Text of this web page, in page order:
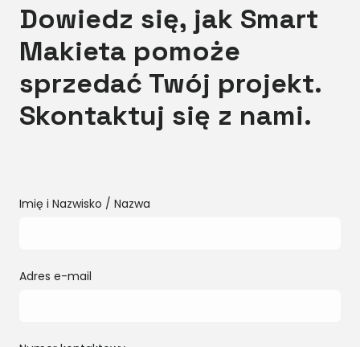
Dowiedz się, jak Smart
Makieta pomoże
sprzedać Twój projekt.
Skontaktuj się z nami.
Imię i Nazwisko / Nazwa
Adres e-mail